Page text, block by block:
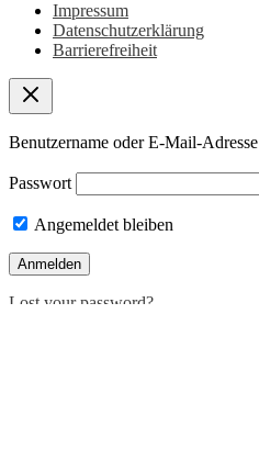
Impressum
Datenschutzerklärung
Barrierefreiheit
Benutzername oder E-Mail-Adresse
Passwort
Angemeldet bleiben
Lost your password?